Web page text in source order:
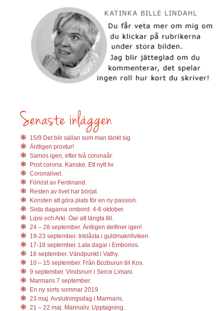
15/9 Det blir sällan som man tänkt sig.
Äntligen provtur!
Samos igen, efter två coronaår.
Post corona. Kanske. Ett nytt liv.
Coronalivet.
Förlöst av Ferdinand.
Resten av livet har börjat.
Konsten att göra plats för en ny passion.
Sista dagarna ombord. 4-6 oktober.
Lipsi och Arki. Öar att längta till.
24 – 28 september. Äntligen delfiner igen!
19-23 september. Inblåsta i guldmakrillviken.
17-18 september. Lata dagar i Emborios.
16 september. Vändpunkt i Vathy.
10 – 15 september. Från Bozburun till Kos.
9 september. Vindsnurr i Serce Limani.
Marmaris 7 september.
En ny sorts sommar 2019
23 maj. Avslutningsdag i Marmaris.
21 – 22 maj. Marinaliv. Upptagning.